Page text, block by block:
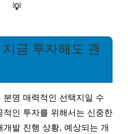
💡
금 투자해도 괜
분명 매력적인 선택지일 수
적인 투자를 위해서는 신중한
발 진행 상황, 예상되는 개